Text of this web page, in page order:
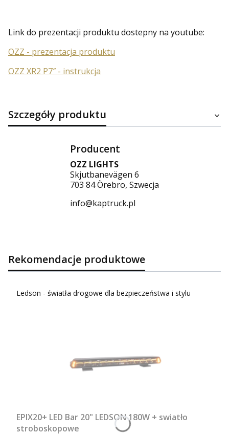
Link do prezentacji produktu dostepny na youtube:
OZZ - prezentacja produktu
OZZ XR2 P7″ - instrukcja
Szczegóły produktu
Producent
OZZ LIGHTS
Skjutbanevägen 6
703 84 Örebro, Szwecja
info@kaptruck.pl
Rekomendacje produktowe
Ledson - światła drogowe dla bezpieczeństwa i stylu
EPIX20+ LED Bar 20" LEDSON 180W + swiatło
stroboskopowe